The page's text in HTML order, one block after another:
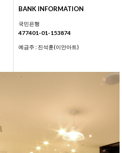
BANK INFORMATION
국민은행
477401-01-153874
예금주 : 진석훈(이안아트)